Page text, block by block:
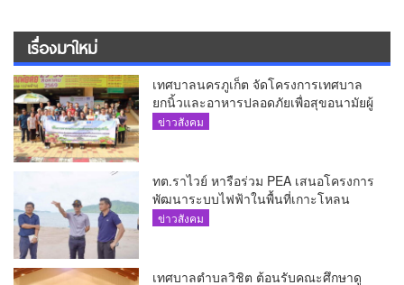
เรื่องมาใหม่
เทศบาลนครภูเก็ต จัดโครงการเทศบาล
ยกนิ้วและอาหารปลอดภัยเพื่อสุขอนามัยผู้
บริโภค
ข่าวสังคม
ทต.ราไวย์ หารือร่วม PEA เสนอโครงการ
พัฒนาระบบไฟฟ้าในพื้นที่เกาะโหลน
ข่าวสังคม
เทศบาลตำบลวิชิต ต้อนรับคณะศึกษาดู